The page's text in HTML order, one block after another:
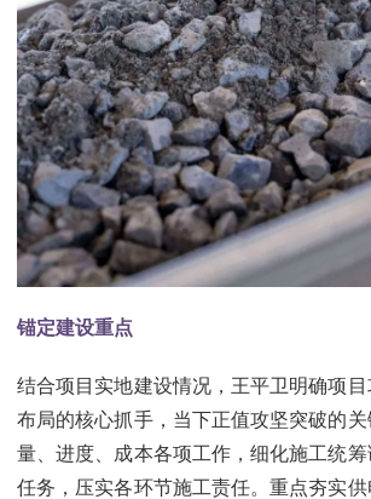
锚定建设重点
结合项目实地建设情况，王平卫明确项
布局的核心抓手，当下正值攻坚突破的
量、进度、成本各项工作，细化施工统
任务，压实各环节施工责任。重点夯实